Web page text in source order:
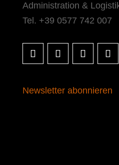
Administration &
Tel. +39 0577 742 007
Newsletter abonnieren